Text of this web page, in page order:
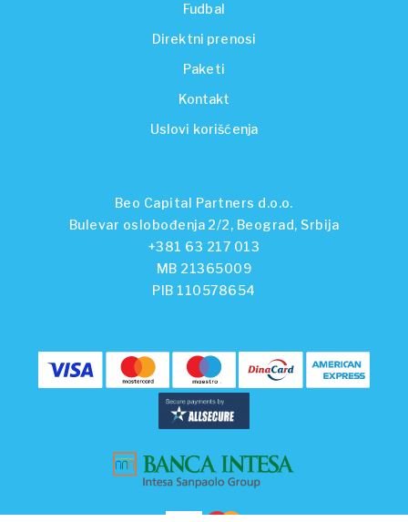
Fudbal
Direktni prenosi
Paketi
Kontakt
Uslovi korišćenja
Beo Capital Partners d.o.o.
Bulevar oslobođenja 2/2, Beograd, Srbija
+381 63 217 013
MB 21365009
PIB 110578654